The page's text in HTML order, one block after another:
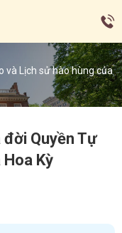
và Lịch sử hào hùng của
Quyền Tự
Kỳ